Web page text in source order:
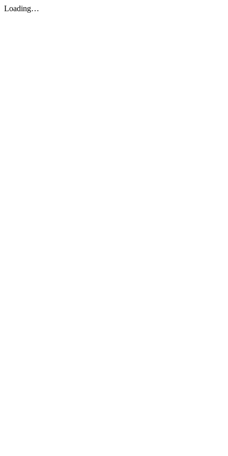
Loading…